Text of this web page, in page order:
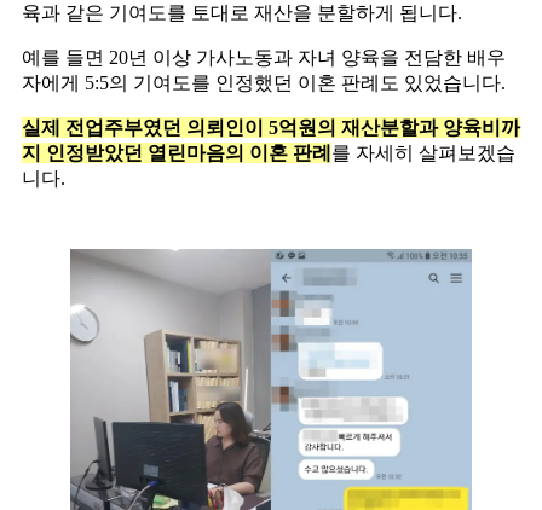
육과 같은 기여도를 토대로 재산을 분할하게 됩니다.
예를 들면 20년 이상 가사노동과 자녀 양육을 전담한 배우
자에게 5:5의 기여도를 인정했던 이혼 판례도 있었습니다.
실제 전업주부였던 의뢰인이 5억원의 재산분할과 양육비까
지 인정받았던 열린마음의 이혼 판례 를 자세히 살펴보겠습
니다.